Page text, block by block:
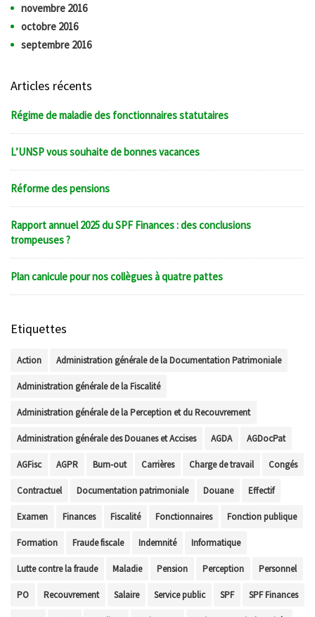
novembre 2016
octobre 2016
septembre 2016
Articles récents
Régime de maladie des fonctionnaires statutaires
L’UNSP vous souhaite de bonnes vacances
Réforme des pensions
Rapport annuel 2025 du SPF Finances : des conclusions
trompeuses ?
Plan canicule pour nos collègues à quatre pattes
Etiquettes
Action Administration générale de la Documentation Patrimoniale
Administration générale de la Fiscalité
Administration générale de la Perception et du Recouvrement
Administration générale des Douanes et Accises AGDA AGDocPat
AGFisc AGPR Burn-out Carrières Charge de travail Congés
Contractuel Documentation patrimoniale Douane Effectif
Examen Finances Fiscalité Fonctionnaires Fonction publique
Formation Fraude fiscale Indemnité Informatique
Lutte contre la fraude Maladie Pension Perception Personnel
PO Recouvrement Salaire Service public SPF SPF Finances